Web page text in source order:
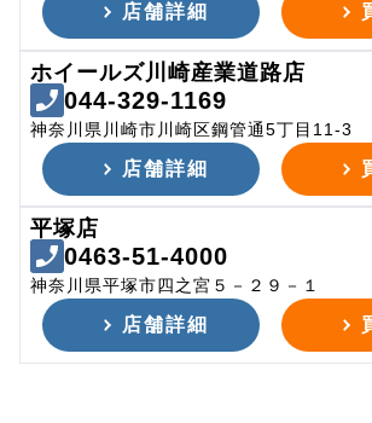
店舗詳細
ホイールズ川崎産業道路店
044-329-1169
神奈川県川崎市川崎区鋼管通5丁目11-3
店舗詳細
平塚店
0463-51-4000
神奈川県平塚市四之宮５－２９－１
店舗詳細